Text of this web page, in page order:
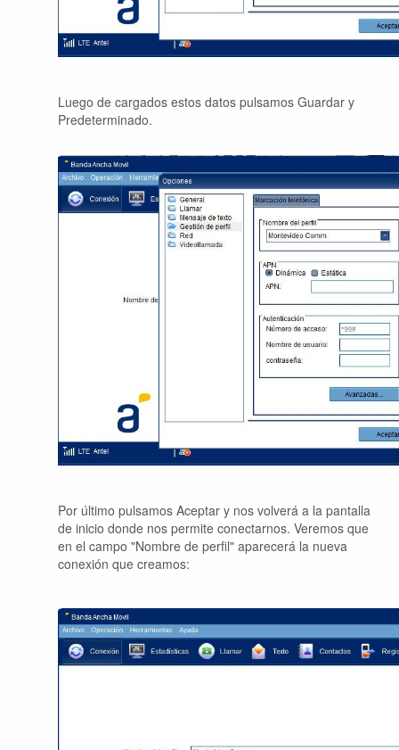
Luego de cargados estos datos pulsamos Guardar y
Predeterminado.
Por último pulsamos Aceptar y nos volverá a la pantalla
de inicio donde nos permite conectarnos. Veremos que
en el campo "Nombre de perfil" aparecerá la nueva
conexión que creamos: